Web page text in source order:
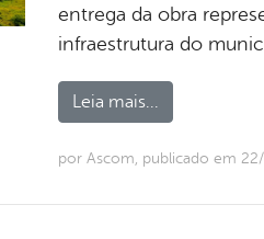
entrega da obra
infraestrutura do
Leia mais...
por Ascom, publicado em